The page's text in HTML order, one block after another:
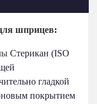
шприцев:
Стерикан (ISO
гладкой
покрытием